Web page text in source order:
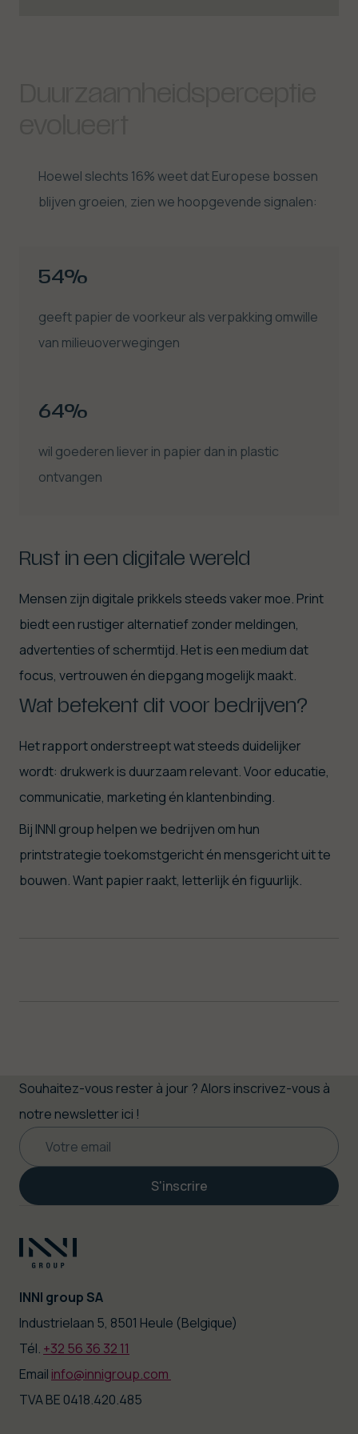
Hoewel slechts 16% weet dat Europese bossen
blijven groeien, zien we hoopgevende signalen:
54%
geeft papier de voorkeur als verpakking omwille
van milieuoverwegingen
64%
wil goederen liever in papier dan in plastic
ontvangen
Rust in een digitale wereld
Mensen zijn digitale prikkels steeds vaker moe. Print
biedt een rustiger alternatief zonder meldingen,
advertenties of schermtijd. Het is een medium dat
focus, vertrouwen én diepgang mogelijk maakt.
Wat betekent dit voor bedrijven?
Het rapport onderstreept wat steeds duidelijker
wordt: drukwerk is duurzaam relevant. Voor educatie,
communicatie, marketing én klantenbinding.
Bij INNI group helpen we bedrijven om hun
printstrategie toekomstgericht én mensgericht uit te
bouwen. Want papier raakt, letterlijk én figuurlijk.
Souhaitez-vous rester à jour ? Alors inscrivez-vous à
notre newsletter ici !
S'inscrire
INNI group SA
|Industrielaan 5, 8501 Heule (Belgique)
Tél. +32 56 36 32 11
|Email info@innigroup.com
TVA BE 0418.420.485